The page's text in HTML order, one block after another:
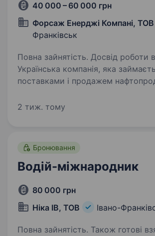
40 000 – 60 000 грн
Форсаж Енерджі Компані, ТОВ
Франківськ
Повна зайнятість. Досвід роботи
Українська компанія, яка
поставками і продажем
на вантажний автомобіль-
2 тиж. тому
Бронювання
Водій-міжнародник
80 000 грн
Ніка ІВ, ТОВ
Івано-
Повна зайнятість. Також готові